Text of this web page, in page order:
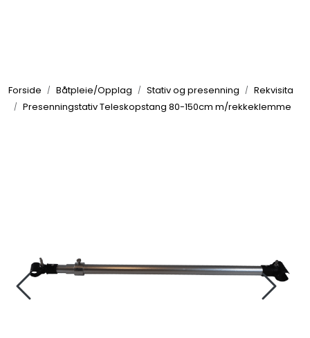
Forside Båtpleie/Opplag Stativ og presenning
Rekvisita
Presenningstativ Teleskopstang 80-150cm m/rekkeklemme
Elektrisk
Motor/Styring